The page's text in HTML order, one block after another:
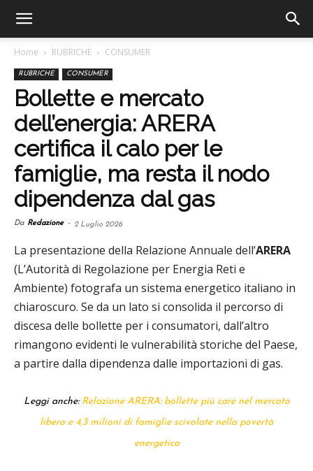
Home RUBRICHE CONSUMER
RUBRICHE CONSUMER
Bollette e mercato
dell’energia: ARERA
certifica il calo per le
famiglie, ma resta il nodo
dipendenza dal gas
Da Redazione - 2 Luglio 2026
La presentazione della Relazione Annuale dell’ARERA
(L’Autorità di Regolazione per Energia Reti e
Ambiente) fotografa un sistema energetico italiano in
chiaroscuro. Se da un lato si consolida il percorso di
discesa delle bollette per i consumatori, dall’altro
rimangono evidenti le vulnerabilità storiche del Paese,
a partire dalla dipendenza dalle importazioni di gas.
Leggi anche: Relazione ARERA: bollette più care nel mercato
libero e 4,3 milioni di famiglie scivolate nella povertà
energetica